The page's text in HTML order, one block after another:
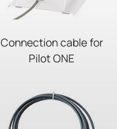
Connection cable for
Pilot ONE